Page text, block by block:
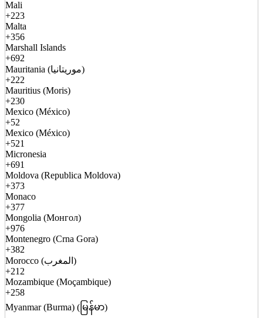
Mali
+223
Malta
+356
Marshall Islands
+692
Mauritania (موريتانيا)
+222
Mauritius (Moris)
+230
Mexico (México)
+52
Mexico (México)
+521
Micronesia
+691
Moldova (Republica Moldova)
+373
Monaco
+377
Mongolia (Монгол)
+976
Montenegro (Crna Gora)
+382
Morocco (المغرب)
+212
Mozambique (Moçambique)
+258
Myanmar (Burma) (မြန်မာ)